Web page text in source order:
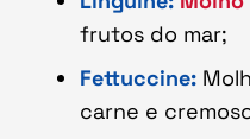
frutos do mar;
Fettuccine:
carne e